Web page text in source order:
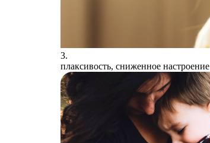
3.
плаксивость, сниженное настроение